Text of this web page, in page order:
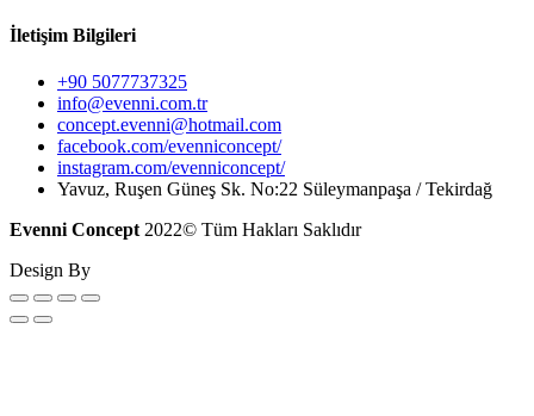
İletişim Bilgileri
+90 5077737325
info@evenni.com.tr
concept.evenni@hotmail.com
facebook.com/evenniconcept/
instagram.com/evenniconcept/
Yavuz, Ruşen Güneş Sk. No:22 Süleymanpaşa / Tekirdağ
Evenni Concept 2022© Tüm Hakları Saklıdır
Design By